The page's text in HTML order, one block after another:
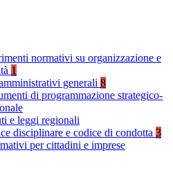
normativi su organizzazione e
1
generali 8
di programmazione strategico-
e leggi regionali
disciplinare e codice di condotta 3
per cittadini e imprese